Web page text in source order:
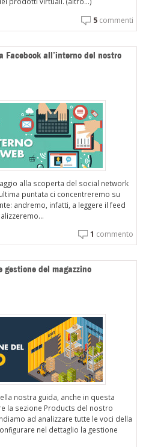
5 commenti
all’interno del nostro
alla scoperta del social network
puntata ci concentreremo su
andremo, infatti, a leggere il feed
1 commento
gestione del magazzino
nostra guida, anche in questa
la sezione Products del nostro
ad analizzare tutte le voci della
nel dettaglio la gestione